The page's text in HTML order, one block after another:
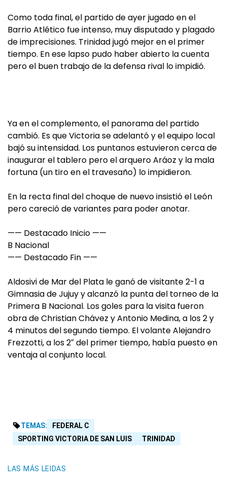
Como toda final, el partido de ayer jugado en el
Barrio Atlético fue intenso, muy disputado y plagado
de imprecisiones. Trinidad jugó mejor en el primer
tiempo. En ese lapso pudo haber abierto la cuenta
pero el buen trabajo de la defensa rival lo impidió.
Ya en el complemento, el panorama del partido
cambió. Es que Victoria se adelantó y el equipo local
bajó su intensidad. Los puntanos estuvieron cerca de
inaugurar el tablero pero el arquero Aráoz y la mala
fortuna (un tiro en el travesaño) lo impidieron.
En la recta final del choque de nuevo insistió el León
pero careció de variantes para poder anotar.
—— Destacado Inicio ——
B Nacional
—— Destacado Fin ——
Aldosivi de Mar del Plata le ganó de visitante 2-1 a
Gimnasia de Jujuy y alcanzó la punta del torneo de la
Primera B Nacional. Los goles para la visita fueron
obra de Christian Chávez y Antonio Medina, a los 2 y
4 minutos del segundo tiempo. El volante Alejandro
Frezzotti, a los 2″ del primer tiempo, había puesto en
ventaja al conjunto local.
TEMAS:
FEDERAL C
SPORTING VICTORIA DE SAN LUIS
TRINIDAD
LAS MÁS LEIDAS